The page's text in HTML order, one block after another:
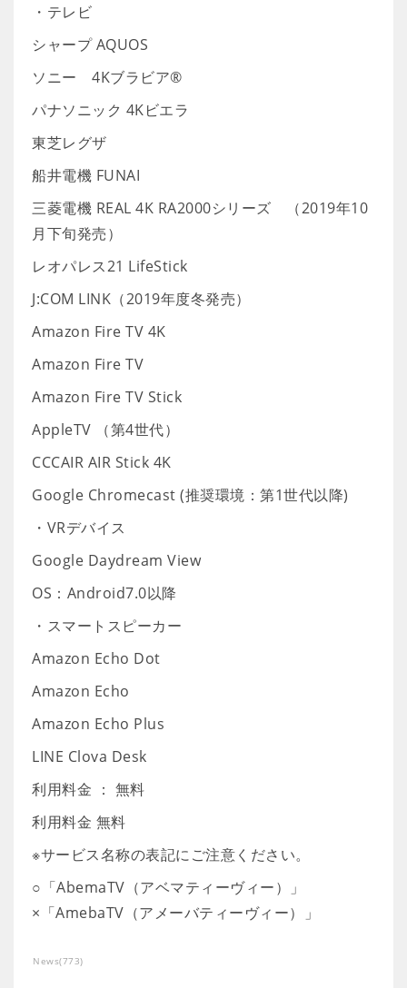
・テレビ
シャープ AQUOS
ソニー 4Kブラビア®
パナソニック 4Kビエラ
東芝レグザ
船井電機 FUNAI
三菱電機 REAL 4K RA2000シリーズ （2019年10
月下旬発売）
レオパレス21 LifeStick
J:COM LINK（2019年度冬発売）
Amazon Fire TV 4K
Amazon Fire TV
Amazon Fire TV Stick
AppleTV （第4世代）
CCCAIR AIR Stick 4K
Google Chromecast (推奨環境：第1世代以降)
・VRデバイス
Google Daydream View
OS：Android7.0以降
・スマートスピーカー
Amazon Echo Dot
Amazon Echo
Amazon Echo Plus
LINE Clova Desk
利用料金 ： 無料
利用料金 無料
※サービス名称の表記にご注意ください。
○「AbemaTV（アベマティーヴィー）」
×「AmebaTV（アメーバティーヴィー）」
News(773)